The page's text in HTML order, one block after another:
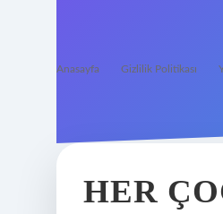
Anasayfa Gizlilik Politikası
HER